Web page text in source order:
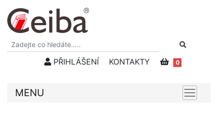
PŘIHLÁŠENÍ KONTAKTY 0
MENU